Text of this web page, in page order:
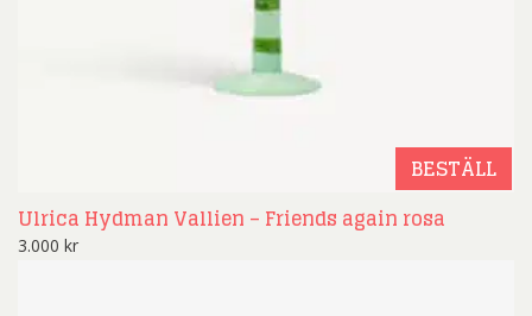
BESTÄLL
Ulrica Hydman Vallien – Friends again rosa
3.000 kr